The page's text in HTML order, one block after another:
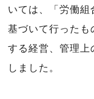
いては、「労働組
基づいて行ったも
する経営、管理上
しました。